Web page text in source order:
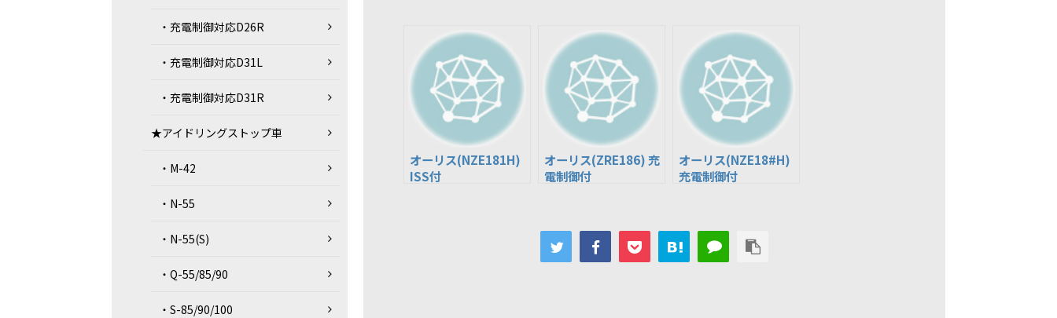
オーリス(NZE181H)
ISS付
オーリス(ZRE186) 充
電制御付
オーリス(NZE18#H)
充電制御付
・充電制御対応D26R
・充電制御対応D31L
・充電制御対応D31R
★アイドリングストップ車
・M-42
・N-55
・N-55(S)
・Q-55/85/90
・S-85/90/100